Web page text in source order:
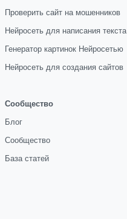
Проверить сайт на мошенников
Нейросеть для написания текста
Генератор картинок Нейросетью
Нейросеть для создания сайтов
Сообщество
Блог
Сообщество
База статей